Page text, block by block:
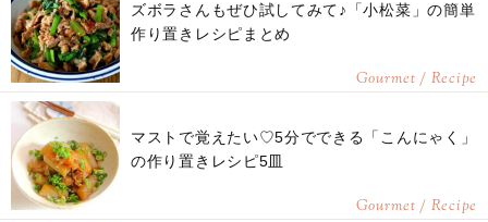
ズボラさんもぜひ試してみて♪「小松菜」の簡単
作り置きレシピまとめ
Gourmet / Recipe
マストで覚えたい♡5分でできる「こんにゃく」
の作り置きレシピ5皿
Gourmet / Recipe